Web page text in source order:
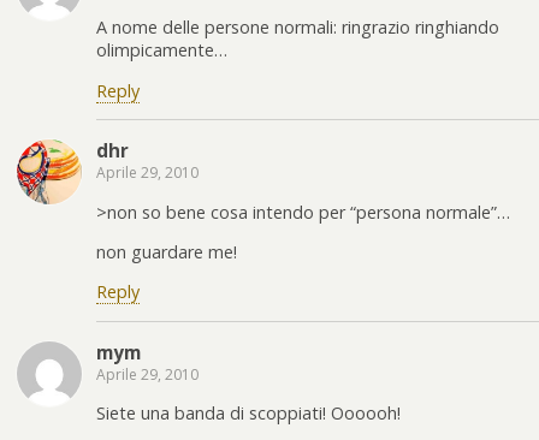
A nome delle persone normali: ringrazio ringhiando
olimpicamente…
Reply
dhr
Aprile 29, 2010
>non so bene cosa intendo per “persona normale”…
non guardare me!
Reply
mym
Aprile 29, 2010
Siete una banda di scoppiati! Oooooh!